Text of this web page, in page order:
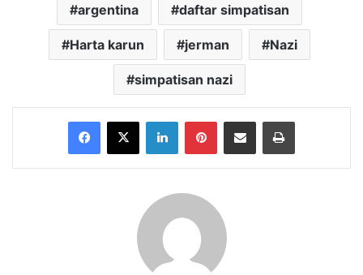
argentina daftar simpatisan
Harta karun jerman Nazi
simpatisan nazi
Facebook
X LinkedInPinterestShare via Email Print